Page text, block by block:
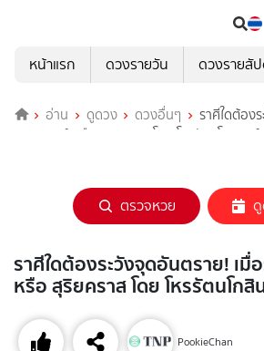
หน้าแรก
ดวงรายวัน ดวงรายสั
อ่าน ดูดวง ดวงอื่นๆ
ราศีใดต้อง
อมอาทิตย์ หรือ สุริยคราส โดย โหรรัตนโกสินทร์
ตรวจหวย
ราศีใดต้องระวังจุดอันตราย! เ
หรือ สุริยคราส โดย โหรรัตนโกสิ
PookieChan